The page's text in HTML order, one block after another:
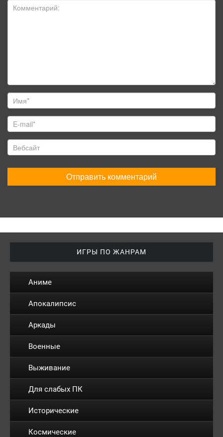
ИГРЫ ПО ЖАНРАМ
Аниме
Апокалипсис
Аркады
Военные
Выживание
Для слабых ПК
Исторические
Космические